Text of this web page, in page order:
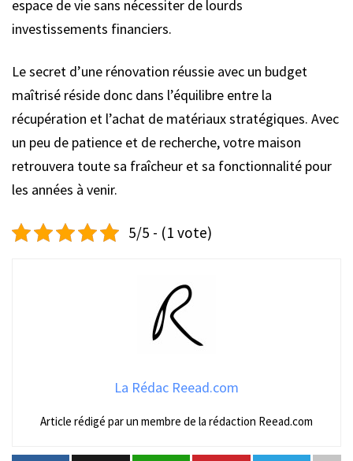
espace de vie sans nécessiter de lourds
investissements financiers.
Le secret d’une rénovation réussie avec un budget
maîtrisé réside donc dans l’équilibre entre la
récupération et l’achat de matériaux stratégiques. Avec
un peu de patience et de recherche, votre maison
retrouvera toute sa fraîcheur et sa fonctionnalité pour
les années à venir.
5/5 - (1 vote)
La Rédac Reead.com
Article rédigé par un membre de la rédaction Reead.com